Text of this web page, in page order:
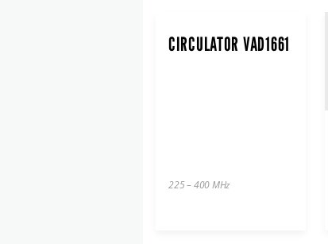
CIRCULATOR VAD1661
225 – 400 MHz